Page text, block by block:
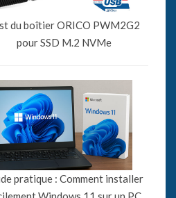
du boîtier ORICO PWM2G2
pour SSD M.2 NVMe
pratique : Comment installer